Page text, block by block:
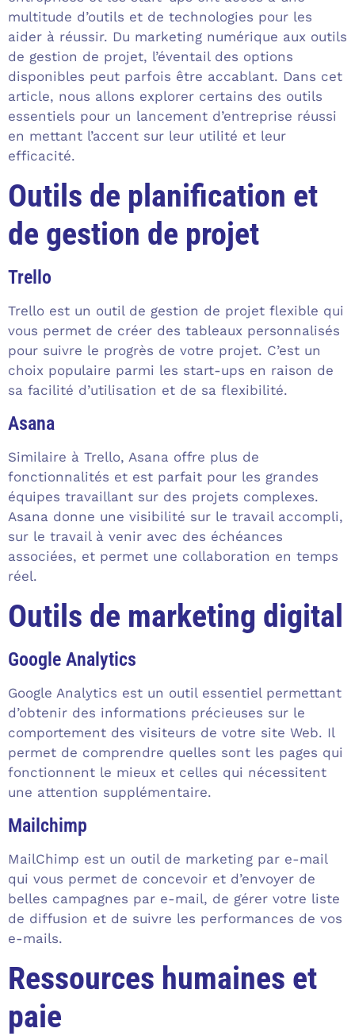
multitude d’outils et de technologies pour les
aider à réussir. Du marketing numérique aux outils
de gestion de projet, l’éventail des options
disponibles peut parfois être accablant. Dans cet
article, nous allons explorer certains des outils
essentiels pour un lancement d’entreprise réussi
en mettant l’accent sur leur utilité et leur
efficacité.
Outils de planification et
de gestion de projet
Trello
Trello est un outil de gestion de projet flexible qui
vous permet de créer des tableaux personnalisés
pour suivre le progrès de votre projet. C’est un
choix populaire parmi les start-ups en raison de
sa facilité d’utilisation et de sa flexibilité.
Asana
Similaire à Trello, Asana offre plus de
fonctionnalités et est parfait pour les grandes
équipes travaillant sur des projets complexes.
Asana donne une visibilité sur le travail accompli,
sur le travail à venir avec des échéances
associées, et permet une collaboration en temps
réel.
Outils de marketing digital
Google Analytics
Google Analytics est un outil essentiel permettant
d’obtenir des informations précieuses sur le
comportement des visiteurs de votre site Web. Il
permet de comprendre quelles sont les pages qui
fonctionnent le mieux et celles qui nécessitent
une attention supplémentaire.
Mailchimp
MailChimp est un outil de marketing par e-mail
qui vous permet de concevoir et d’envoyer de
belles campagnes par e-mail, de gérer votre liste
de diffusion et de suivre les performances de vos
e-mails.
Ressources humaines et
paie